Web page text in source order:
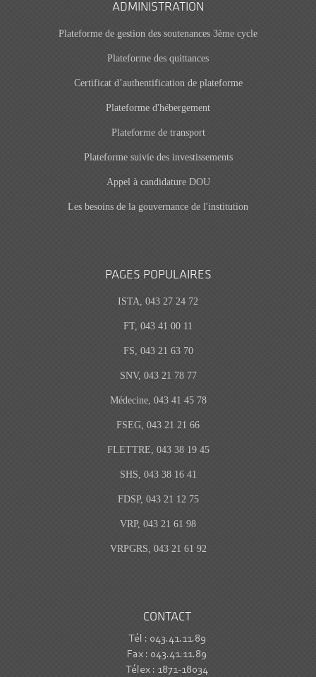
ADMINISTRATION
Plateforme de gestion des soutenances 3ème cycle
Plateforme des quittances
Certificat d’authentification de plateforme
Plateforme d'hébergement
Plateforme de transport
Plateforme suivie des investissements
Appel à candidature DOU
Les besoins de la gouvernance de l'institution
PAGES POPULAIRES
ISTA, 043 27 24 72
FT, 043 41 00 11
FS, 043 21 63 70
SNV, 043 21 78 77
Médecine, 043 41 45 78
FSEG, 043 21 21 66
FLETTRE, 043 38 19 45
SHS, 043 38 16 41
FDSP, 043 21 12 75
VRP, 043 21 61 98
VRPGRS, 043 21 61 92
CONTACT
Tél : 043.41.11.89
Fax : 043.41.11.89
Télex : 1871-18034